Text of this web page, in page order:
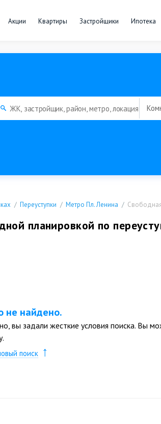
Акции Квартиры Застройщики Ипотека
Переуступки Метро Пл. Ленина
планировкой по
не найдено.
вы задали жесткие условия поиска. Вы
поиск ↑